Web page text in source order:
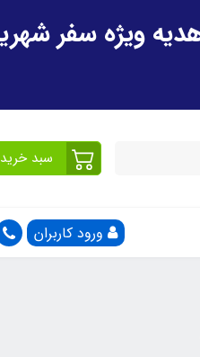
سبد خرید
ورود کاربران